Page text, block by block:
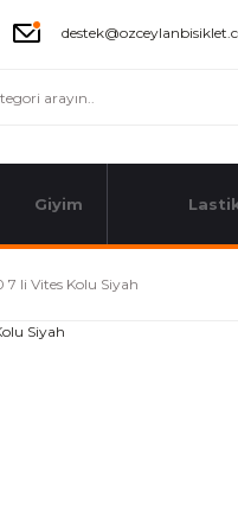
Giyim
li Vites Kolu Siyah